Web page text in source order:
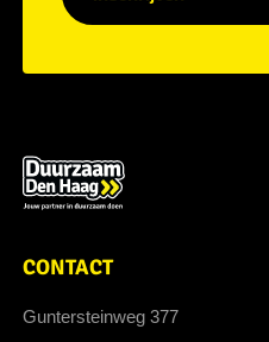
CONTACT
Guntersteinweg 377